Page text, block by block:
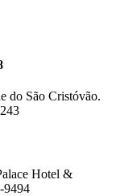
do São Cristóvão.
Hotel &
9494